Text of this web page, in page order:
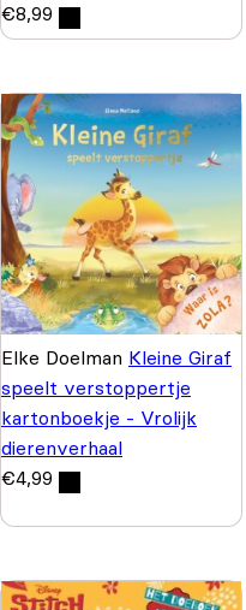
€8,99
Elke Doelman Kleine Giraf
speelt verstoppertje
kartonboekje - Vrolijk
dierenverhaal
€4,99